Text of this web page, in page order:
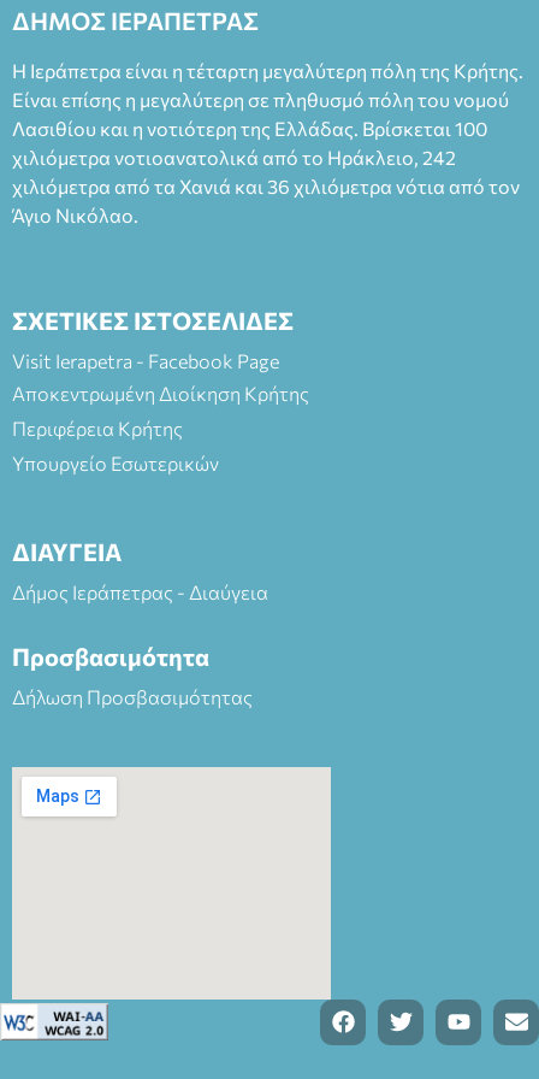
Φεδερίκο. Σκηνοθεσία: Βαγγέλης Θεοδωρόπουλος Είσοδος: :
άνω των 65 Προπώληση: Βιβλιοπωλείο Πάπυρος (Πλατεία
Πλαστήρα), E&G Mini market (Δημοκρατίας 39 Ιεράπετρα)
και στο more.com Χώρος: 3ο Γυμνάσιο Ιεράπετρας
(Είσοδος ΕΠΑ.Λ.) Έναρξη 21:15 Οργάνωση: ΚΝΩΣΟΣ
ΘΕΑΤΡΙΚΕΣ ΠΑΡΑΓΩΓΕΣ ΕΕ
ΔΗΜΟΣ ΙΕΡΑΠΕΤΡΑΣ
Η Ιεράπετρα είναι η τέταρτη μεγαλύτερη πόλη της Κρήτης.
Είναι επίσης η μεγαλύτερη σε πληθυσμό πόλη του νομού
Λασιθίου και η νοτιότερη της Ελλάδας. Βρίσκεται 100
χιλιόμετρα νοτιοανατολικά από το Ηράκλειο, 242
χιλιόμετρα από τα Χανιά και 36 χιλιόμετρα νότια από τον
Άγιο Νικόλαο.
ΣΧΕΤΙΚΕΣ ΙΣΤΟΣΕΛΙΔΕΣ
Visit Ierapetra - Facebook Page
Αποκεντρωμένη Διοίκηση Κρήτης
Περιφέρεια Κρήτης
Υπουργείο Εσωτερικών
ΔΙΑΥΓΕΙΑ
Δήμος Ιεράπετρας - Διαύγεια
Προσβασιμότητα
Δήλωση Προσβασιμότητας